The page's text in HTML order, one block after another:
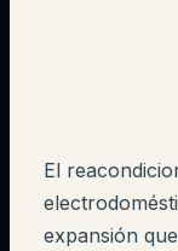
El
expansión